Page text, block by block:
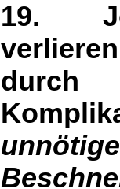
19.